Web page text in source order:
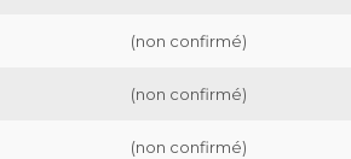
(non confirmé)
(non confirmé)
(non confirmé)